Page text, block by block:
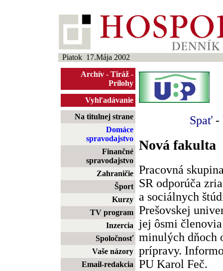
Piatok 17.Mája 2002
Archív - Tiráž -
Prílohy
Vyhľadávanie
Na titulnej strane
Domáce
spravodajstvo
Finančné
spravodajstvo
Zahraničie
Šport
Kurzy
TV program
Inzercia
Spoločnosť
Vaše názory
Email-redakcia
Spať -
Nová fakulta
Pracovná
SR odporúča
a sociálnych
Prešovskej
jej ôsmi
minulých dňoch
prípravy.
PU Karol Feč.